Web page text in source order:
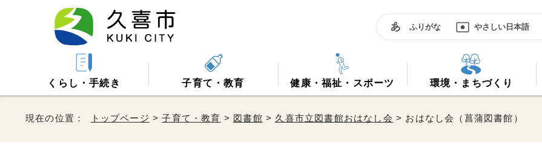
ふりがな やさしい日本語
くらし・手続き 子育て・教育 健康・福祉・スポーツ 環境・まちづくり
現在の位置： トップページ >子育て・教育 > 図書館 > 久喜市立図書館おはなし会 > おはなし会（菖蒲図書館）